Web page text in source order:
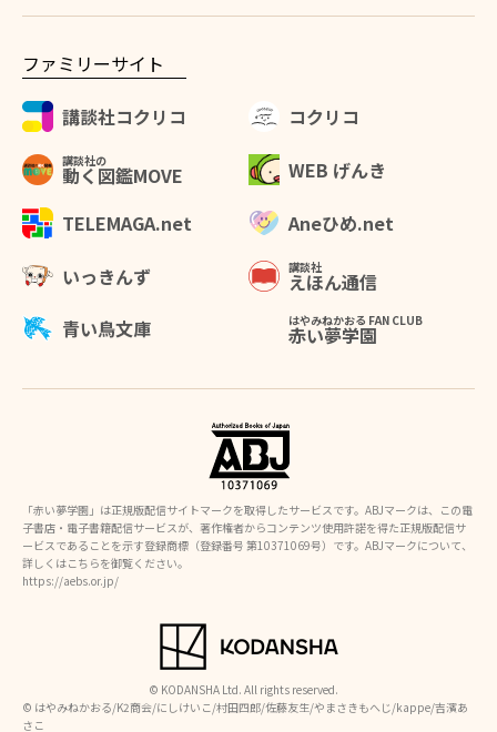
ファミリーサイト
講談社コクリコ
コクリコ
講談社の
動く図鑑MOVE
WEB げんき
TELEMAGA.net
Aneひめ.net
いっきんず 講談社
えほん通信
青い鳥文庫
はやみねかおる FAN CLUB
赤い夢学園
「赤い夢学園」は正規版配信サイトマークを取得したサービスです。ABJマークは、この電
子書店・電子書籍配信サービスが、著作権者からコンテンツ使用許諾を得た正規版配信サ
ービスであることを示す登録商標（登録番号 第10371069号）です。ABJマークについて、
詳しくはこちらを御覧ください。
https://aebs.or.jp/
© KODANSHA Ltd. All rights reserved.
©︎ はやみねかおる/K2商会/にしけいこ/村田四郎/佐藤友生/やまさきもへじ/kappe/吉濱あ
さこ